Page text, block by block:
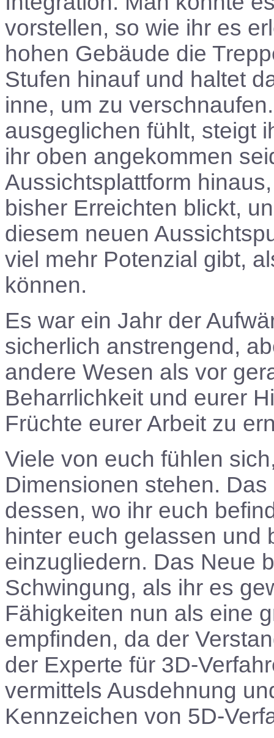
vorstellen, so wie ihr es
hohen Gebäude die
Stufen hinauf und haltet
inne, um zu
ausgeglichen fühlt, steigt
ihr oben angekommen
Aussichtsplattform
bisher Erreichten blickt,
diesem neuen
viel mehr Potenzial gibt,
können.
Es war ein Jahr der
sicherlich anstrengend,
andere Wesen als vor
Beharrlichkeit und eurer
Früchte eurer Arbeit zu
Viele von euch fühlen
Dimensionen stehen.
dessen, wo ihr euch
hinter euch gelassen und
einzugliedern. Das Neue
Schwingung, als ihr es
Fähigkeiten nun als eine
empfinden, da der
der Experte für 3D-
vermittels Ausdehnung
Kennzeichen von 5D-